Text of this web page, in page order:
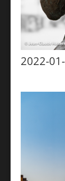
2022-